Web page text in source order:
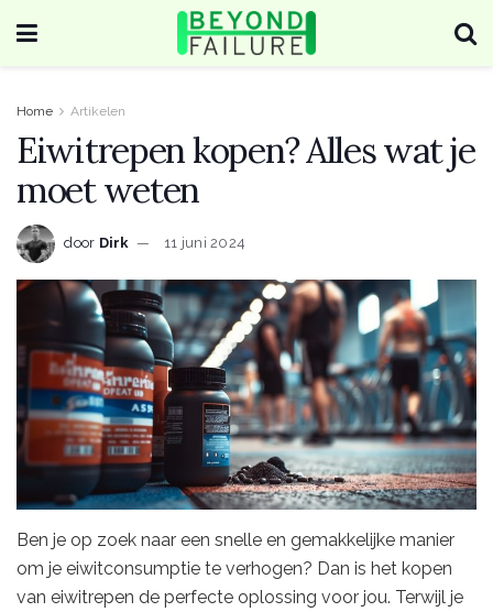
Home Artikelen
Eiwitrepen kopen? Alles wat je
moet weten
door Dirk 11 juni 2024
Ben je op zoek naar een snelle en gemakkelijke manier
om je eiwitconsumptie te verhogen? Dan is het kopen
van eiwitrepen de perfecte oplossing voor jou. Terwijl je